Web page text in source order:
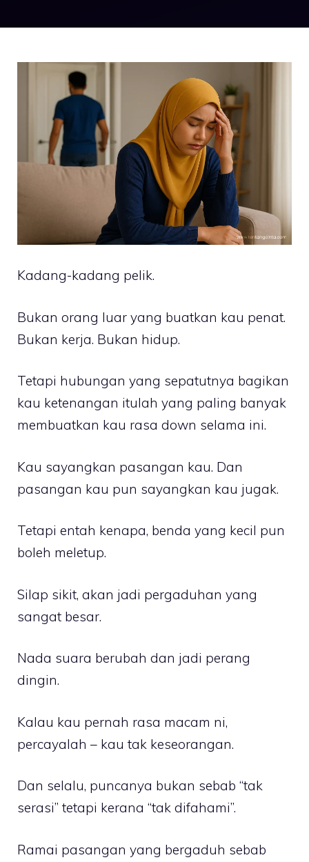
Kadang-kadang pelik.
Bukan orang luar yang buatkan kau penat.
Bukan kerja. Bukan hidup.
Tetapi hubungan yang sepatutnya bagikan
kau ketenangan itulah yang paling banyak
membuatkan kau rasa down selama ini.
Kau sayangkan pasangan kau. Dan
pasangan kau pun sayangkan kau jugak.
Tetapi entah kenapa, benda yang kecil pun
boleh meletup.
Silap sikit, akan jadi pergaduhan yang
sangat besar.
Nada suara berubah dan jadi perang
dingin.
Kalau kau pernah rasa macam ni,
percayalah – kau tak keseorangan.
Dan selalu, puncanya bukan sebab “tak
serasi” tetapi kerana “tak difahami”.
Ramai pasangan yang bergaduh sebab